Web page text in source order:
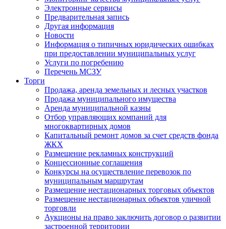
Электронные сервисы
Предварительная запись
Другая информация
Новости
Информация о типичных юридических ошибках
при предоставлении муниципальных услуг
Услуги по погребению
Перечень МСЗУ
Торги
Продажа, аренда земельных и лесных участков
Продажа муниципального имущества
Аренда муниципальной казны
Отбор управляющих компаний для
многоквартирных домов
Капитальный ремонт домов за счет средств фонда
ЖКХ
Размещение рекламных конструкций
Концессионные соглашения
Конкурсы на осуществление перевозок по
муниципальным маршрутам
Размещение нестационарных торговых объектов
Размещение нестационарных объектов уличной
торговли
Аукционы на право заключить договор о развитии
застроенной территории